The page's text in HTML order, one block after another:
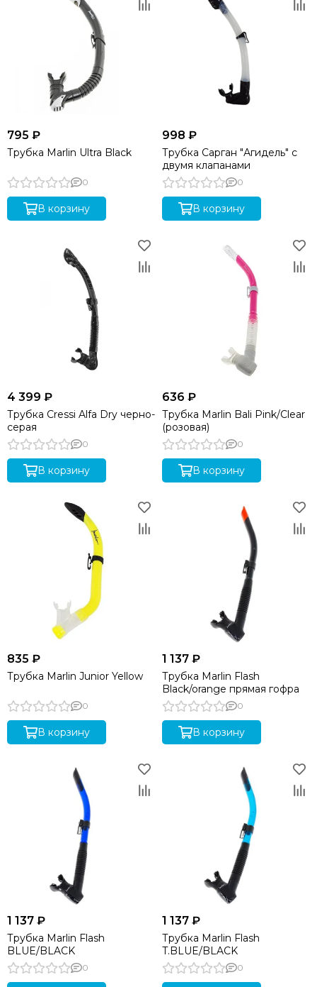
795 ₽
Трубка Marlin Ultra Black
0
В корзину
998 ₽
Трубка Сарган "Агидель" с
двумя клапанами
0
В корзину
4 399 ₽
Трубка Cressi Alfa Dry черно-
серая
0
В корзину
636 ₽
Трубка Marlin Bali Pink/Clear
(розовая)
0
В корзину
835 ₽
Трубка Marlin Junior Yellow
0
В корзину
1 137 ₽
Трубка Marlin Flash
Black/orange прямая гофра
0
В корзину
1 137 ₽
Трубка Marlin Flash
BLUE/BLACK
0
1 137 ₽
Трубка Marlin Flash
T.BLUE/BLACK
0